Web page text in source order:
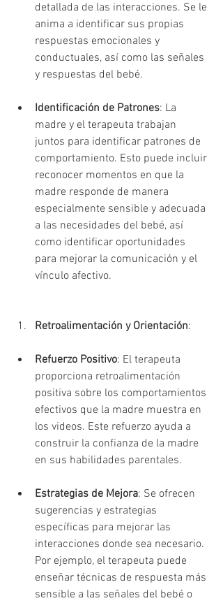
detallada de las interacciones. Se le
anima a identificar sus propias
respuestas emocionales y
conductuales, así como las señales
y respuestas del bebé.
Identificación de Patrones: La
madre y el terapeuta trabajan
juntos para identificar patrones de
comportamiento. Esto puede incluir
reconocer momentos en que la
madre responde de manera
especialmente sensible y adecuada
a las necesidades del bebé, así
como identificar oportunidades
para mejorar la comunicación y el
vínculo afectivo.
Retroalimentación y Orientación:
Refuerzo Positivo: El terapeuta
proporciona retroalimentación
positiva sobre los comportamientos
efectivos que la madre muestra en
los videos. Este refuerzo ayuda a
construir la confianza de la madre
en sus habilidades parentales.
Estrategias de Mejora: Se ofrecen
sugerencias y estrategias
específicas para mejorar las
interacciones donde sea necesario.
Por ejemplo, el terapeuta puede
enseñar técnicas de respuesta más
sensible a las señales del bebé o